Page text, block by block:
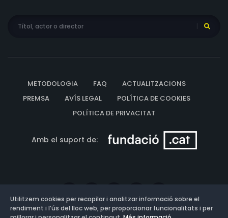
METODOLOGIA FAQ
ACTUALITZACIONS
PREMSA
AVÍS LEGAL
POLÍTICA DE COOKIES
POLÍTICA DE PRIVACITAT
Amb el suport de:
Utilitzem cookies per recopilar i analitzar informació sobre el
rendiment i l’ús del lloc web, per proporcionar funcionalitats i per